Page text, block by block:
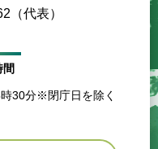
（代表）
30分※閉庁日を除く